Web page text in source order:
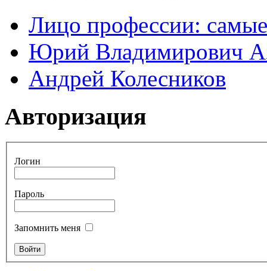
Лицо профессии:
Юрий Владимирович
Андрей Колесников
Авторизация
Логин
Пароль
Запомнить меня